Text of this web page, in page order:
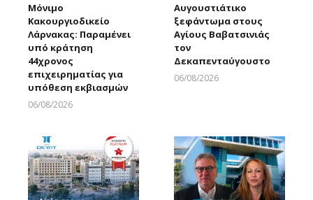
Μόνιμο
Κακουργιοδικείο
Λάρνακας: Παραμένει
υπό κράτηση
44χρονος
επιχειρηματίας για
υπόθεση εκβιασμών
06/08/2026
Αυγουστιάτικο
ξεφάντωμα στους
Αγίους Βαβατσινιάς
τον
Δεκαπενταύγουστο
06/08/2026